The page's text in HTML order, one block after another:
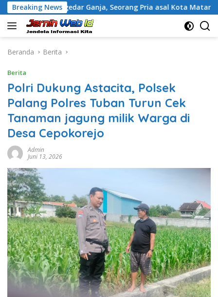
Langsung
ke
konten
Breaking News
Pengedar Ganja, Seorang Pria asal Kota Mataram
Beranda Berita
Berita
Polri Dukung Astacita, Polsek
Palang Polres Tuban Turun Cek
Tanaman jagung milik Warga di
Desa Cepokorejo
Admin
Juni 13, 2026